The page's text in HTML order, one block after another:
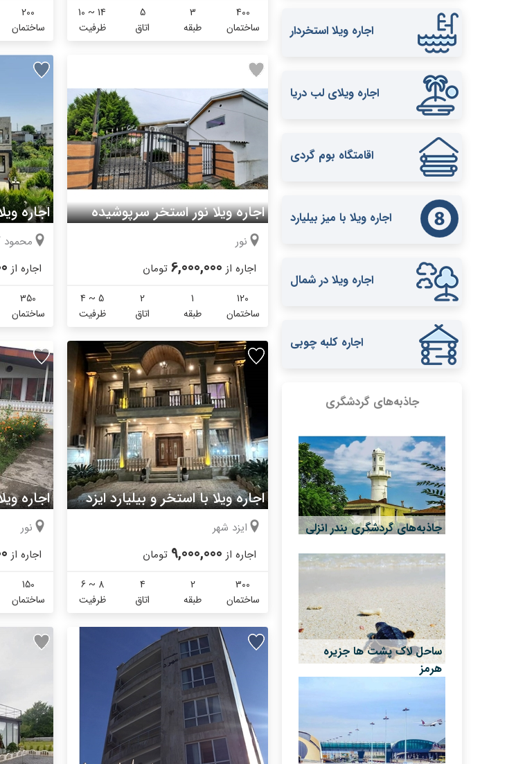
اجاره ویلا استخردار
اجاره ویلای لب دریا
اقامتگاه بوم گردی
اجاره ویلا با میز بیلیارد
اجاره ویلا در شمال
اجاره کلبه چوبی
جاذبه‌های گردشگری
جاذبه‌های گردشگری بندر انزلی
ساحل لاک پشت ها جزیره
هرمز
400
ساختمان
3
طبقه
5
اتاق
10 ~ 14
ظرفیت
200
ساختمان
اجاره ویلا نور استخر سرپوشیده
نور
اجاره از 6,000,000 تومان
120
ساختمان
1
طبقه
2
اتاق
4 ~ 5
ظرفیت
اجاره
محمود
اجاره از
350
ساختمان
اجاره ویلا با استخر و بیلیارد ایزدشهر
ایزد شهر
اجاره از 9,000,000 تومان
300
ساختمان
2
طبقه
4
اتاق
6 ~ 8
ظرفیت
اجاره
نور
اجاره از
150
ساختمان